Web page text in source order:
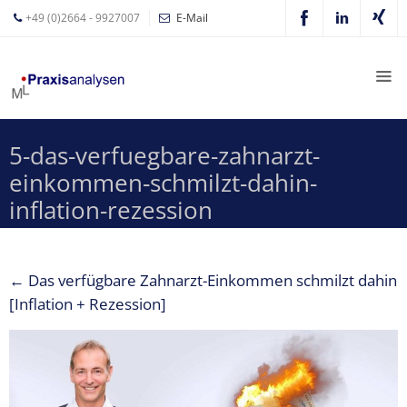
+49 (0)2664 - 9927007 E-Mail
5-das-verfuegbare-zahnarzt-
einkommen-schmilzt-dahin-
inflation-rezession
← Das verfügbare Zahnarzt-Einkommen schmilzt dahin
[Inflation + Rezession]
Leyer
Expertisen
Betriebswirtschaftliche
Beratung für
Zahnärzte
Zahnarzt-
Z-MVZ
Konzept